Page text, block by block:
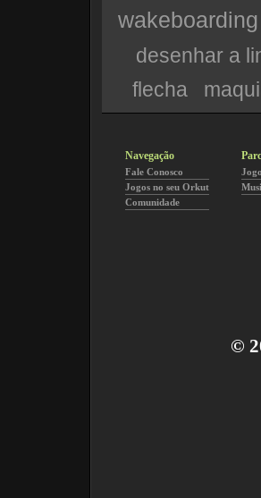
wakeboarding
desenhar a
flecha
Navegação
Fale Conosco
Jogos no seu Orkut
Comunidade
©